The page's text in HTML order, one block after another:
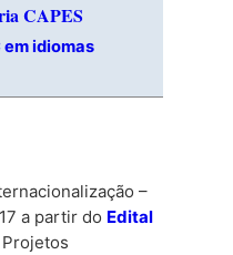
CAPES
idiomas
–
a partir do Edital